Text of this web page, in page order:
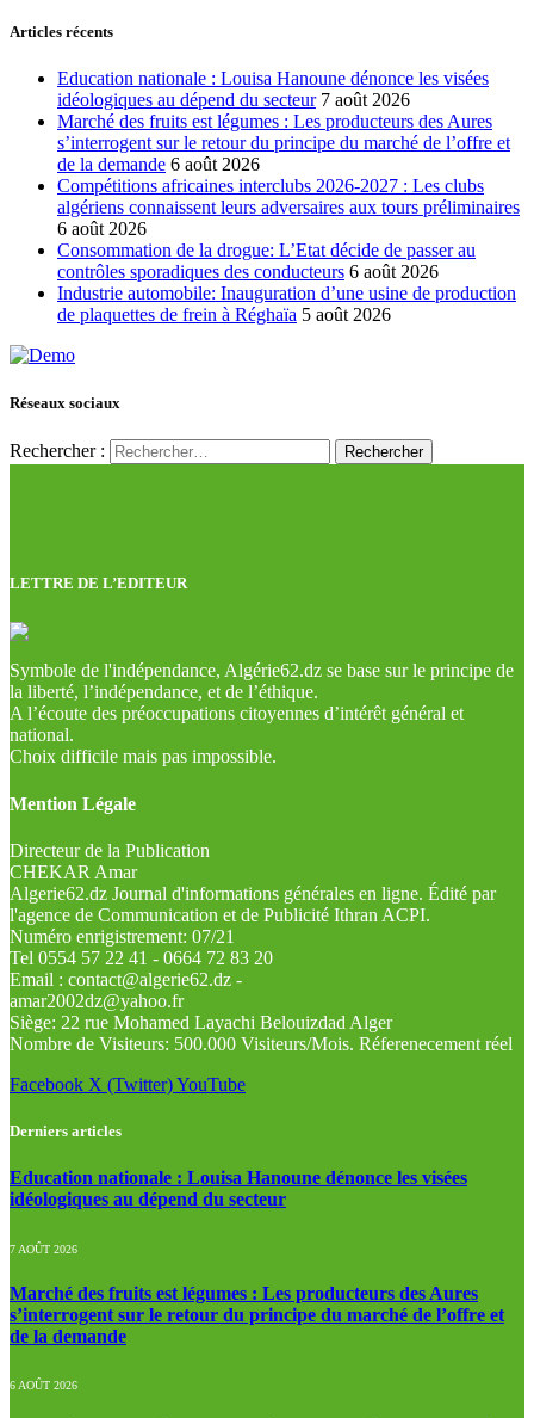
Articles récents
Education nationale : Louisa Hanoune dénonce les visées
idéologiques au dépend du secteur 7 août 2026
Marché des fruits est légumes : Les producteurs des Aures
s’interrogent sur le retour du principe du marché de l’offre et
de la demande 6 août 2026
Compétitions africaines interclubs 2026-2027 : Les clubs
algériens connaissent leurs adversaires aux tours préliminaires
6 août 2026
Consommation de la drogue: L’Etat décide de passer au
contrôles sporadiques des conducteurs 6 août 2026
Industrie automobile: Inauguration d’une usine de production
de plaquettes de frein à Réghaïa 5 août 2026
Réseaux sociaux
Rechercher :
LETTRE DE L’EDITEUR
Symbole de l'indépendance, Algérie62.dz se base sur le principe de
la liberté, l’indépendance, et de l’éthique.
A l’écoute des préoccupations citoyennes d’intérêt général et
national.
Choix difficile mais pas impossible.
Mention Légale
Directeur de la Publication
CHEKAR Amar
Algerie62.dz Journal d'informations générales en ligne. Édité par
l'agence de Communication et de Publicité Ithran ACPI.
Numéro enrigistrement: 07/21
Tel 0554 57 22 41 - 0664 72 83 20
Email : contact@algerie62.dz -
amar2002dz@yahoo.fr
Siège: 22 rue Mohamed Layachi Belouizdad Alger
Nombre de Visiteurs: 500.000 Visiteurs/Mois. Réferenecement réel
Facebook X (Twitter)YouTube
Derniers articles
Education nationale : Louisa Hanoune dénonce les visées
idéologiques au dépend du secteur
7 AOÛT 2026
Marché des fruits est légumes : Les producteurs des Aures
s’interrogent sur le retour du principe du marché de l’offre et
de la demande
6 AOÛT 2026